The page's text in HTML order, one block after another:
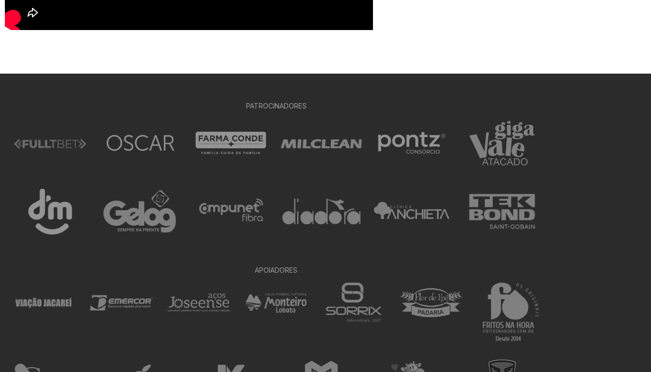
PATROCINADORES
APOIADORES